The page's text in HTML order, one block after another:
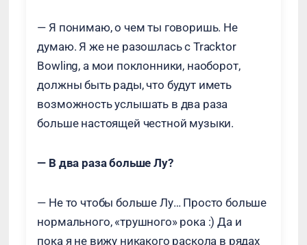
— Я понимаю, о чем ты говоришь. Не
думаю. Я же не разошлась с Tracktor
Bowling, а мои поклонники, наоборот,
должны быть рады, что будут иметь
возможность услышать в два раза
больше настоящей честной музыки.
— В два раза больше Лу?
— Не то чтобы больше Лу… Просто больше
нормального, «трушного» рока :) Да и
пока я не вижу никакого раскола в рядах